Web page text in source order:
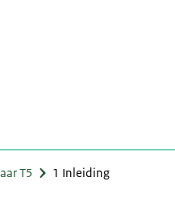
T5 1 Inleiding